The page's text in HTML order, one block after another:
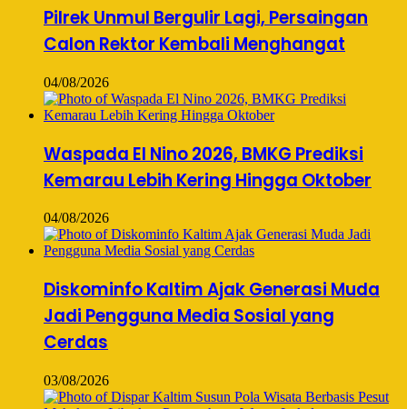
Pilrek Unmul Bergulir Lagi, Persaingan
Calon Rektor Kembali Menghangat
04/08/2026
Waspada El Nino 2026, BMKG Prediksi
Kemarau Lebih Kering Hingga Oktober
04/08/2026
Diskominfo Kaltim Ajak Generasi Muda
Jadi Pengguna Media Sosial yang
Cerdas
03/08/2026